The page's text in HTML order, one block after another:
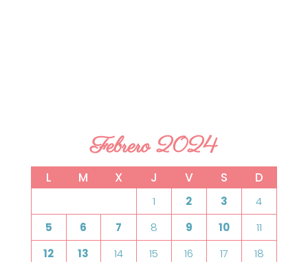
Febrero 2024
L M X J V S D
1 2 3
4
5
6 7 8 9 10
11
12
13 14 15 16 17
18